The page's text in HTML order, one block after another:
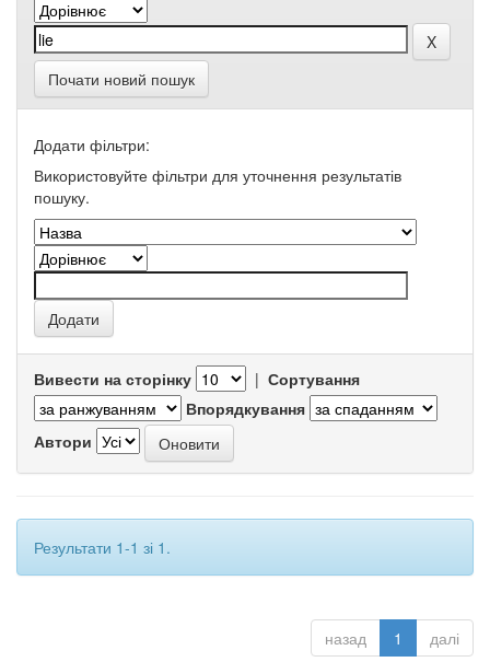
Почати новий пошук
Додати фільтри:
Використовуйте фільтри для уточнення результатів
пошуку.
Вивести на сторінку | Сортування
Впорядкування
Автори
Результати 1-1 зі 1.
назад 1 далі